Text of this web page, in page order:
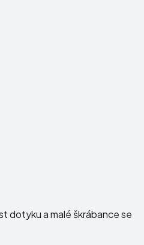
dotyku a malé škrábance se